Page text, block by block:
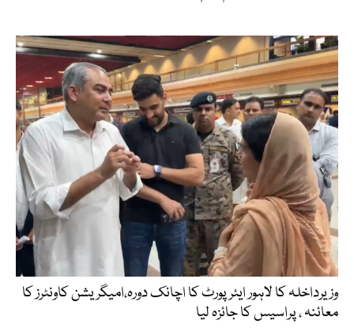
وزیرداخلہ کا لاہور ایئرپورٹ کا اچانک دورہ،امیگریشن کاونٹرز کا
معائنہ ، پراسیس کا جائزہ لیا